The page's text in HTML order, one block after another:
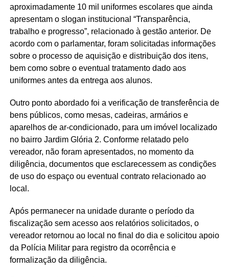
aproximadamente 10 mil uniformes escolares que ainda
apresentam o slogan institucional “Transparência,
trabalho e progresso”, relacionado à gestão anterior. De
acordo com o parlamentar, foram solicitadas informações
sobre o processo de aquisição e distribuição dos itens,
bem como sobre o eventual tratamento dado aos
uniformes antes da entrega aos alunos.
Outro ponto abordado foi a verificação de transferência de
bens públicos, como mesas, cadeiras, armários e
aparelhos de ar-condicionado, para um imóvel localizado
no bairro Jardim Glória 2. Conforme relatado pelo
vereador, não foram apresentados, no momento da
diligência, documentos que esclarecessem as condições
de uso do espaço ou eventual contrato relacionado ao
local.
Após permanecer na unidade durante o período da
fiscalização sem acesso aos relatórios solicitados, o
vereador retornou ao local no final do dia e solicitou apoio
da Polícia Militar para registro da ocorrência e
formalização da diligência.